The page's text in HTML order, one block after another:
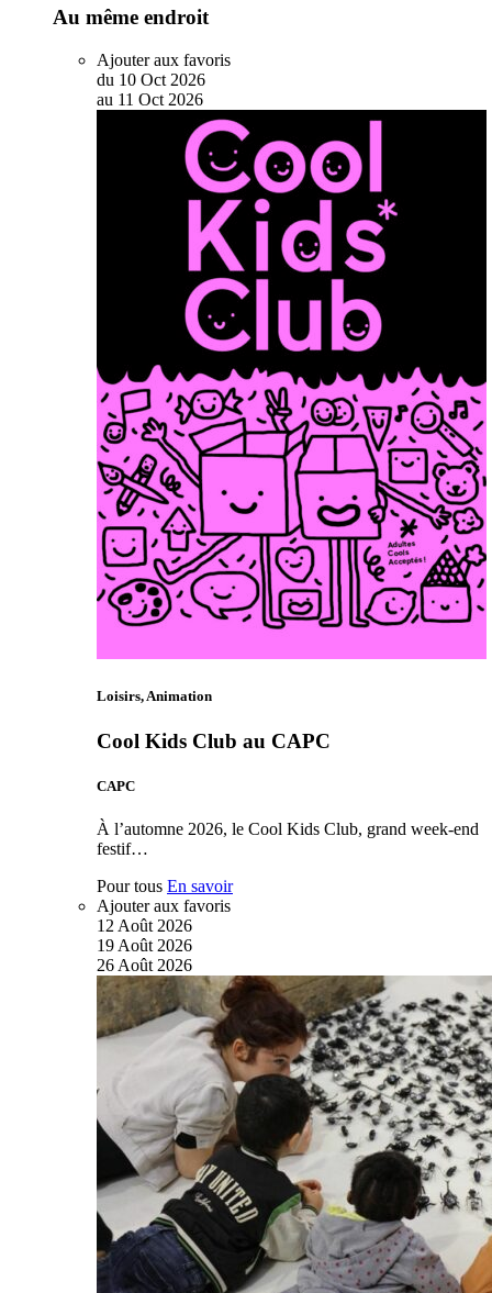
Au même endroit
Ajouter aux favoris
du 10 Oct 2026
au 11 Oct 2026
Loisirs, Animation
Cool Kids Club au CAPC
CAPC
À l’automne 2026, le Cool Kids Club, grand week-end
festif…
Pour tous En savoir
Ajouter aux favoris
12 Août 2026
19 Août 2026
26 Août 2026